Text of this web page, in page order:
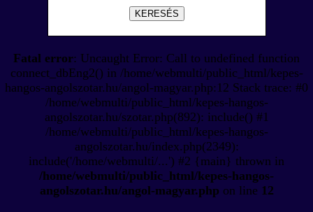
KERESÉS
Fatal error: Uncaught Error: Call to undefined function
connect_dbEng2() in /home/webmulti/public_html/kepes-
hangos-angolszotar.hu/angol-magyar.php:12 Stack trace: #0
/home/webmulti/public_html/kepes-hangos-
angolszotar.hu/szotar.php(892): include() #1
/home/webmulti/public_html/kepes-hangos-
angolszotar.hu/index.php(2349):
include('/home/webmulti/...') #2 {main} thrown in
/home/webmulti/public_html/kepes-hangos-
angolszotar.hu/angol-magyar.php on line 12